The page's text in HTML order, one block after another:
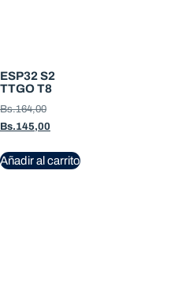
ESP32 S2
TTGO T8
Bs.164,00
Bs.145,00
Añadir al carrito